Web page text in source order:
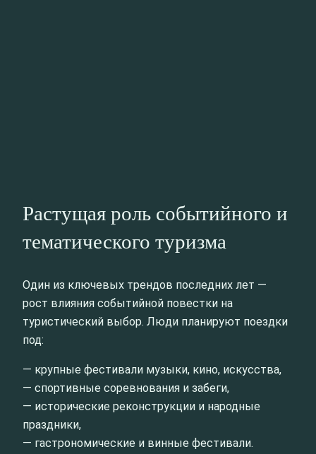
Растущая роль событийного и
тематического туризма
Один из ключевых трендов последних лет —
рост влияния событийной повестки на
туристический выбор. Люди планируют поездки
под:
— крупные фестивали музыки, кино, искусства,
— спортивные соревнования и забеги,
— исторические реконструкции и народные
праздники,
— гастрономические и винные фестивали.